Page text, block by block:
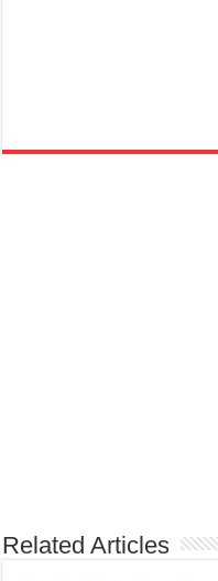
Related Articles